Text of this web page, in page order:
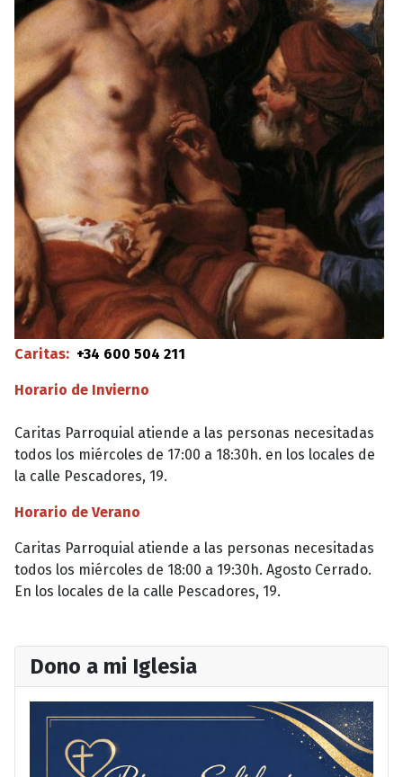
Caritas: +34 600 504 211
Horario de Invierno
Caritas Parroquial atiende a las personas necesitadas
todos los miércoles de 17:00 a 18:30h. en los locales de
la calle Pescadores, 19.
Horario de Verano
Caritas Parroquial atiende a las personas necesitadas
todos los miércoles de 18:00 a 19:30h. Agosto Cerrado.
En los locales de la calle Pescadores, 19.
Dono a mi Iglesia